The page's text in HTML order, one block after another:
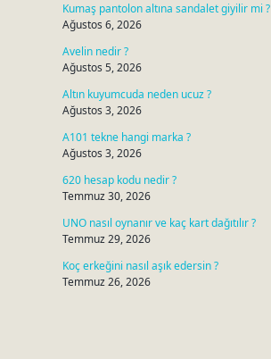
Kumaş pantolon altına sandalet giyilir mi ?
Ağustos 6, 2026
Avelin nedir ?
Ağustos 5, 2026
Altın kuyumcuda neden ucuz ?
Ağustos 3, 2026
A101 tekne hangi marka ?
Ağustos 3, 2026
620 hesap kodu nedir ?
Temmuz 30, 2026
UNO nasıl oynanır ve kaç kart dağıtılır ?
Temmuz 29, 2026
Koç erkeğini nasıl aşık edersin ?
Temmuz 26, 2026